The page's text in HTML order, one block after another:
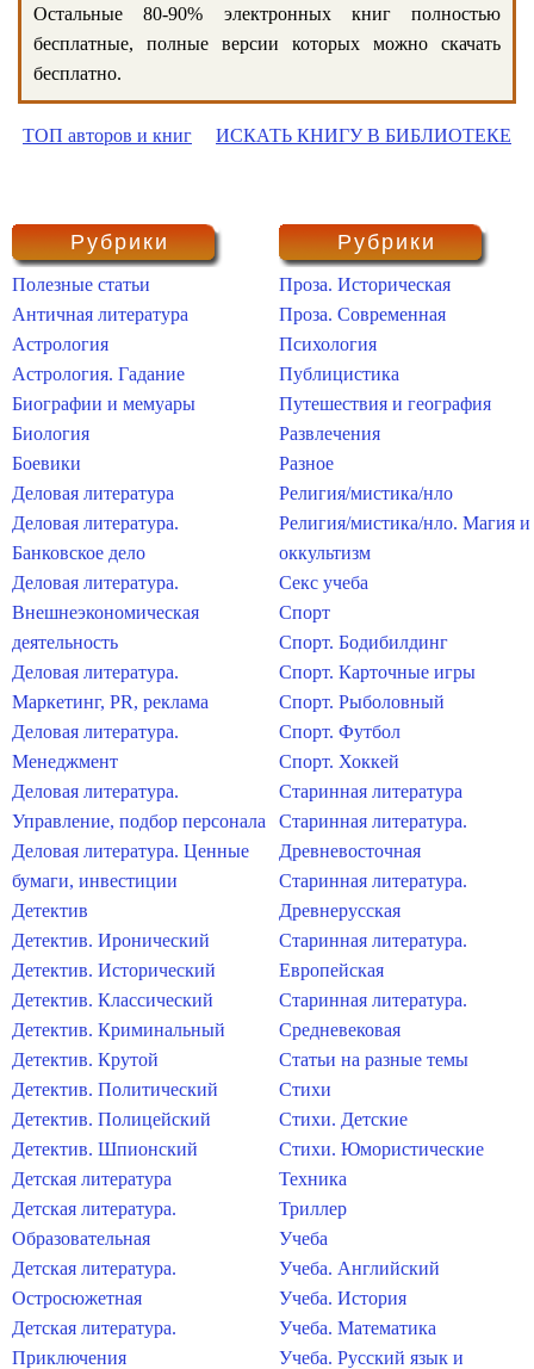
Остальные 80-90% электронных книг полностью
бесплатные, полные версии которых можно скачать
бесплатно.
ТОП авторов и книг ИСКАТЬ КНИГУ В БИБЛИОТЕКЕ
Рубрики
Полезные статьи
Античная литература
Астрология
Астрология. Гадание
Биографии и мемуары
Биология
Боевики
Деловая литература
Деловая литература.
Банковское дело
Деловая литература.
Внешнеэкономическая
деятельность
Деловая литература.
Маркетинг, PR, реклама
Деловая литература.
Менеджмент
Деловая литература.
Управление, подбор персонала
Деловая литература. Ценные
бумаги, инвестиции
Детектив
Детектив. Иронический
Детектив. Исторический
Детектив. Классический
Детектив. Криминальный
Детектив. Крутой
Детектив. Политический
Детектив. Полицейский
Детектив. Шпионский
Детская литература
Детская литература.
Образовательная
Детская литература.
Остросюжетная
Детская литература.
Приключения
Рубрики
Проза. Историческая
Проза. Современная
Психология
Публицистика
Путешествия и география
Развлечения
Разное
Религия/мистика/нло
Религия/мистика/нло. Магия и
оккультизм
Секс учеба
Спорт
Спорт. Бодибилдинг
Спорт. Карточные игры
Спорт. Рыболовный
Спорт. Футбол
Спорт. Хоккей
Старинная литература
Старинная литература.
Древневосточная
Старинная литература.
Древнерусская
Старинная литература.
Европейская
Старинная литература.
Средневековая
Статьи на разные темы
Стихи
Стихи. Детские
Стихи. Юмористические
Техника
Триллер
Учеба
Учеба. Английский
Учеба. История
Учеба. Математика
Учеба. Русский язык и